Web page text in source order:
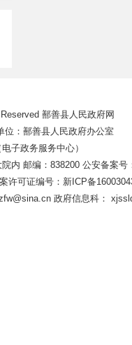
相应的控制对策。
全县性病／艾滋
控制对策，实施监
鄯善县人民政府网
位：鄯善县人民政府办公室
子政务服务中心）
内 邮编：838200 公安备案号
许可证编号：新ICP备
政府信息科：